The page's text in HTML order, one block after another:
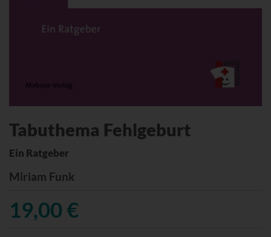
Tabuthema Fehlgeburt
Ein Ratgeber
Miriam Funk
19,00 €